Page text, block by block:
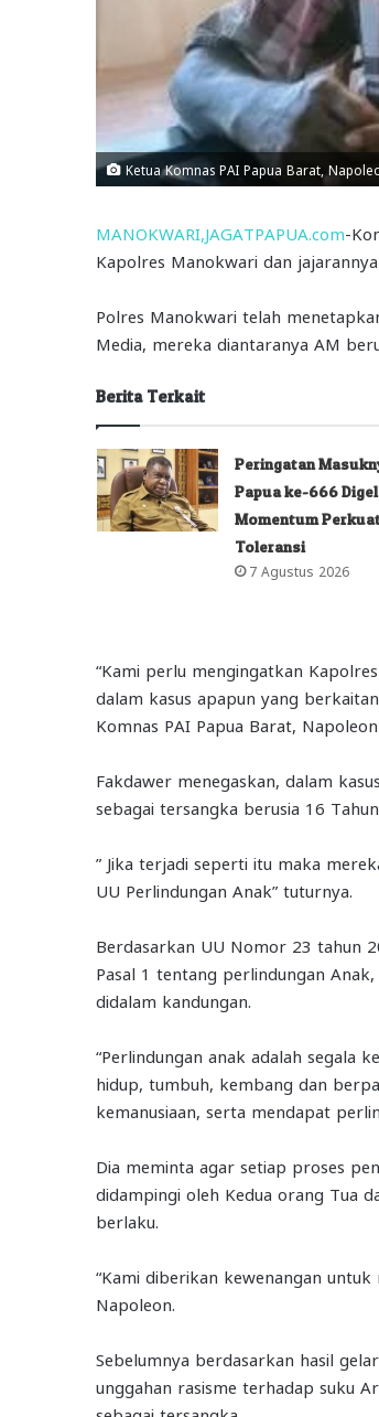
Ketua Komnas PAI Papua Barat,
MANOKWARI,JAGATPAPUA.com-
Kapolres Manokwari dan
Polres Manokwari telah
Media, mereka diantaranya AM
Berita Terkait
Peringatan
Papua ke-666
Momentum
Toleransi
7 Agustus 2026
“Kami perlu mengingatkan
dalam kasus apapun yang
Komnas PAI Papua Barat,
Fakdawer menegaskan, dalam
sebagai tersangka berusia 16 Tahun.
” Jika terjadi seperti itu maka
UU Perlindungan Anak” tuturnya.
Berdasarkan UU Nomor 23 tahun
Pasal 1 tentang perlindungan
didalam kandungan.
“Perlindungan anak adalah segala
hidup, tumbuh, kembang dan
kemanusiaan, serta mendapat
Dia meminta agar setiap proses
didampingi oleh Kedua orang Tua
berlaku.
“Kami diberikan kewenangan
Napoleon.
Sebelumnya berdasarkan hasil
unggahan rasisme terhadap suku